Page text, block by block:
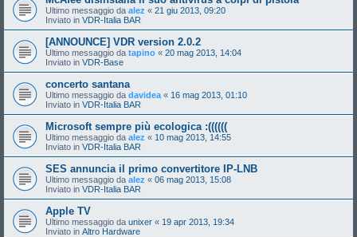
Ultimo messaggio da alez « 21 giu 2013, 09:20
Inviato in VDR-Italia BAR
[ANNOUNCE] VDR version 2.0.2
Ultimo messaggio da tapino « 20 mag 2013, 14:04
Inviato in VDR-Base
concerto santana
Ultimo messaggio da davidea « 16 mag 2013, 01:10
Inviato in VDR-Italia BAR
Microsoft sempre più ecologica :((((((
Ultimo messaggio da alez « 10 mag 2013, 14:55
Inviato in VDR-Italia BAR
SES annuncia il primo convertitore IP-LNB
Ultimo messaggio da alez « 06 mag 2013, 15:08
Inviato in VDR-Italia BAR
Apple TV
Ultimo messaggio da unixer « 19 apr 2013, 19:34
Inviato in Altro Hardware